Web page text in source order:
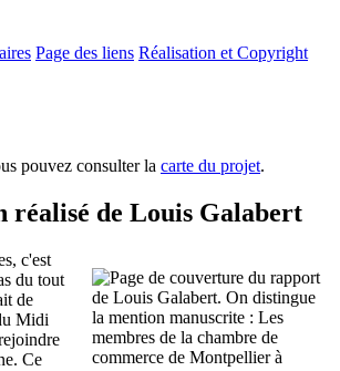
Page des liens Réalisation et Copyright
pouvez consulter la carte du projet.
réalisé de Louis Galabert
c'est
du tout
de
Midi
Ce